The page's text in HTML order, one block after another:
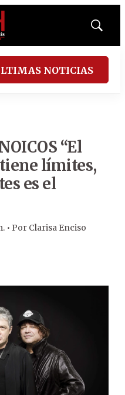
Mostrar
NOTICIAS
“El
límites,
es el
• Por Clarisa Enciso